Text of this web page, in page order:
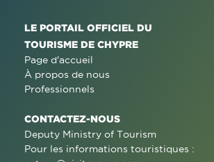
LE PORTAIL OFFICIEL DU
TOURISME DE CHYPRE
Page d'accueil
À propos de nous
Professionnels
CONTACTEZ-NOUS
Deputy Ministry of Tourism
Pour les informations touristiques :